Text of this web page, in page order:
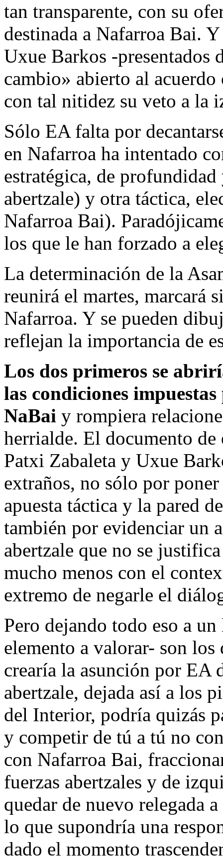
tan transparente, con su
destinada a Nafarroa Bai.
Uxue Barkos -presentados
cambio» abierto al
con tal nitidez su veto a la
Sólo EA falta por
en Nafarroa ha intentado
estratégica, de
abertzale) y otra táctica,
Nafarroa Bai).
los que le han forzado a
La determinación de la
reunirá el martes, marcará
Nafarroa. Y se pueden
reflejan la importancia de
Los dos primeros se
las condiciones
NaBai y rompiera
herrialde. El documento de
Patxi Zabaleta y Uxue
extraños, no sólo por
apuesta táctica y la pared
también por evidenciar un
abertzale que no se
mucho menos con el
extremo de negarle el
Pero dejando todo eso a
elemento a valorar- son los
crearía la asunción por EA
abertzale, dejada así a los
del Interior, podría quizás
y competir de tú a tú no
con Nafarroa Bai,
fuerzas abertzales y de
quedar de nuevo relegada
lo que supondría una
dado el momento